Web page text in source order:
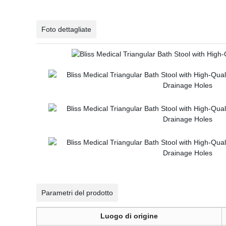
Foto dettagliate
Parametri del prodotto
Luogo di origine